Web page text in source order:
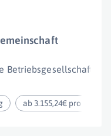
Betriebsgesellschaft
ab 3.155,24€ pro Monat